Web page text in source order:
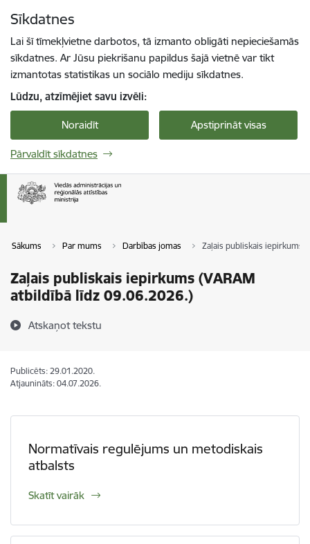
Sīkdatnes
Lai šī tīmekļvietne darbotos, tā izmanto obligāti nepieciešamās
sīkdatnes. Ar Jūsu piekrišanu papildus šajā vietnē var tikt
izmantotas statistikas un sociālo mediju sīkdatnes.
Lūdzu, atzīmējiet savu izvēli:
Noraidīt Apstiprināt visas
Pārvaldīt sīkdatnes
Sākums Par mums Darbības jomas Zaļais publiskais iepirkums
Zaļais publiskais iepirkums (VARAM
atbildībā līdz 09.06.2026.)
Atskaņot tekstu
Publicēts: 29.01.2020.
Atjaunināts: 04.07.2026.
Normatīvais regulējums un metodiskais
atbalsts
Skatīt vairāk